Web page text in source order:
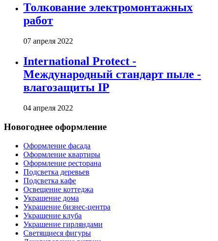
Толкование электромонтажных
работ
07 апреля 2022
International Protect -
Международный стандарт пыле -
влагозащиты IP
04 апреля 2022
Новогоднее оформление
Оформление фасада
Оформление квартиры
Оформление ресторана
Подсветка деревьев
Подсветка кафе
Освещение коттеджа
Украшение дома
Украшение бизнес-центра
Украшение клуба
Украшение гирляндами
Светящиеся фигуры